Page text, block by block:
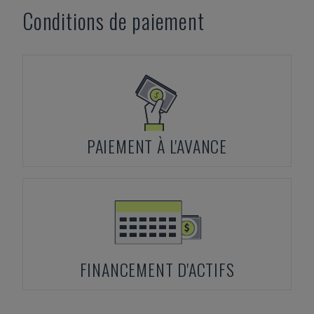
Conditions de paiement
PAIEMENT À L'AVANCE
FINANCEMENT D'ACTIFS